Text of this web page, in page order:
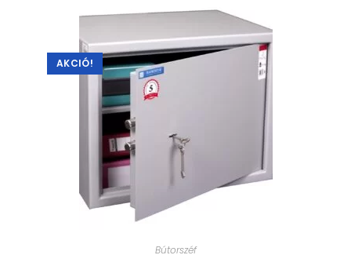
AKCIÓ!
MÉRET VÁLASZTÁSA
Bútorszéf